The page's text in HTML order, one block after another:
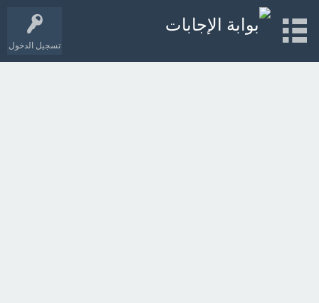
تسجيل الدخول